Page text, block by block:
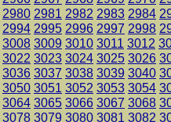
2980 2981 2982 2983 2984
2994 2995 2996 2997 2998
3008 3009 3010 3011 3012
3022 3023 3024 3025 3026
3036 3037 3038 3039 3040
3050 3051 3052 3053 3054
3064 3065 3066 3067 3068
3078 3079 3080 3081 3082